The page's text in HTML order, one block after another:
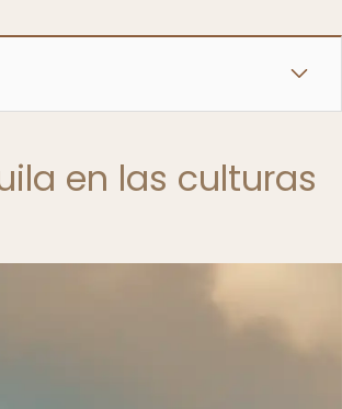
en las culturas